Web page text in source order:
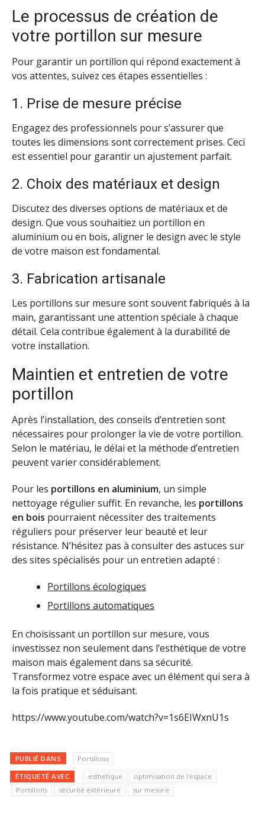
Le processus de création de
votre portillon sur mesure
Pour garantir un portillon qui répond exactement à
vos attentes, suivez ces étapes essentielles :
1. Prise de mesure précise
Engagez des professionnels pour s’assurer que
toutes les dimensions sont correctement prises. Ceci
est essentiel pour garantir un ajustement parfait.
2. Choix des matériaux et design
Discutez des diverses options de matériaux et de
design. Que vous souhaitiez un portillon en
aluminium ou en bois, aligner le design avec le style
de votre maison est fondamental.
3. Fabrication artisanale
Les portillons sur mesure sont souvent fabriqués à la
main, garantissant une attention spéciale à chaque
détail. Cela contribue également à la durabilité de
votre installation.
Maintien et entretien de votre
portillon
Après l’installation, des conseils d’entretien sont
nécessaires pour prolonger la vie de votre portillon.
Selon le matériau, le délai et la méthode d’entretien
peuvent varier considérablement.
Pour les portillons en aluminium, un simple
nettoyage régulier suffit. En revanche, les portillons
en bois pourraient nécessiter des traitements
réguliers pour préserver leur beauté et leur
résistance. N’hésitez pas à consulter des astuces sur
des sites spécialisés pour un entretien adapté :
Portillons écologiques
Portillons automatiques
En choisissant un portillon sur mesure, vous
investissez non seulement dans l’esthétique de votre
maison mais également dans sa sécurité.
Transformez votre espace avec un élément qui sera à
la fois pratique et séduisant.
https://www.youtube.com/watch?v=1s6EIWxnU1s
PUBLIÉ DANS Portillons
ÉTIQUETÉ AVEC esthétique
optimisation de l'espace
Portillons
sécurité extérieure sur mesure